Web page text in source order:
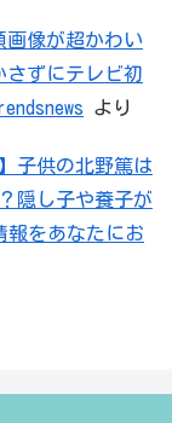
像が超かわい
ずにテレビ初
より
子供の北野篤は
隠し子や養子が
をあなたにお